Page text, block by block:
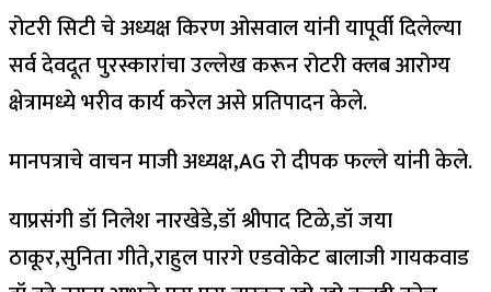
रोटरी सिटी चे अध्यक्ष किरण ओसवाल यांनी यापूर्वी दिलेल्या
सर्व देवदूत पुरस्कारांचा उल्लेख करून रोटरी क्लब आरोग्य
क्षेत्रामध्ये भरीव कार्य करेल असे प्रतिपादन केले.
मानपत्राचे वाचन माजी अध्यक्ष,AG रो दीपक फल्ले यांनी केले.
याप्रसंगी डॉ निलेश नारखेडे,डॉ श्रीपाद टिळे,डॉ जया
ठाकूर,सुनिता गीते,राहुल पारगे एडवोकेट बालाजी गायकवाड